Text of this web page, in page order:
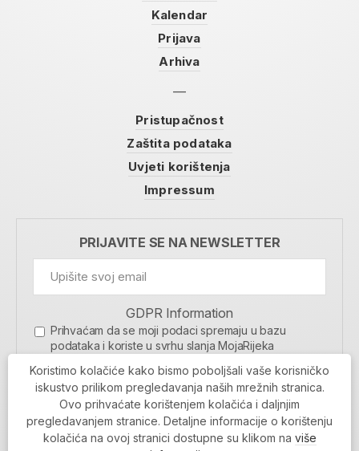
Kalendar
Prijava
Arhiva
Pristupačnost
Zaštita podataka
Uvjeti korištenja
Impressum
PRIJAVITE SE NA NEWSLETTER
GDPR Information
Prihvaćam da se moji podaci spremaju u bazu
podataka i koriste u svrhu slanja MojaRijeka
MOJARIJEKA NEWSLETTER
PRIJAVI SE
Koristimo kolačiće kako bismo poboljšali vaše korisničko
iskustvo prilikom pregledavanja naših mrežnih stranica.
Ovo prihvaćate korištenjem kolačića i daljnjim
pregledavanjem stranice. Detaljne informacije o korištenju
kolačića na ovoj stranici dostupne su klikom na više